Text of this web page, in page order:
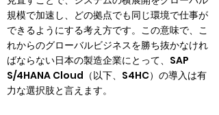
規模で加速し、どの拠点でも同じ環境で仕事が
できるようにする考え方です。この意味で、こ
れからのグローバルビジネスを勝ち抜かなけれ
ばならない日本の製造企業にとって、SAP
S/4HANA Cloud（以下、S4HC）の導入は有
力な選択肢と言えます。